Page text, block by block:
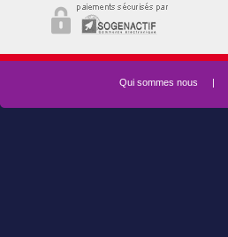
Qui sommes nous |